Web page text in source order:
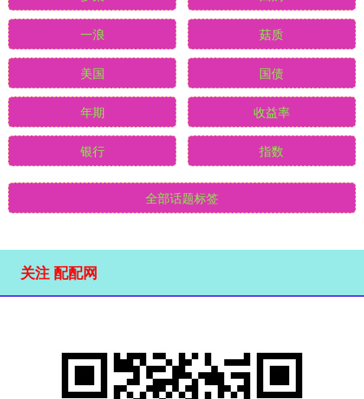
一浪 菇质
美国 国债
年期 收益率
银行 指数
全部话题标签
关注 配配网